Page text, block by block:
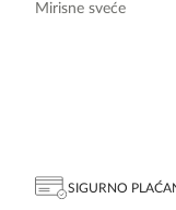
Mirisne sveće
SIGURNO